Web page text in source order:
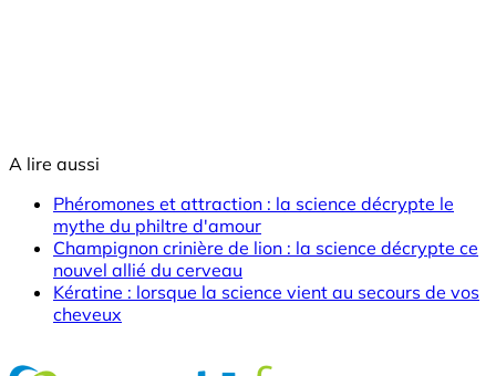
A lire aussi
Phéromones et attraction : la science décrypte le
mythe du philtre d'amour
Champignon crinière de lion : la science décrypte ce
nouvel allié du cerveau
Kératine : lorsque la science vient au secours de vos
cheveux